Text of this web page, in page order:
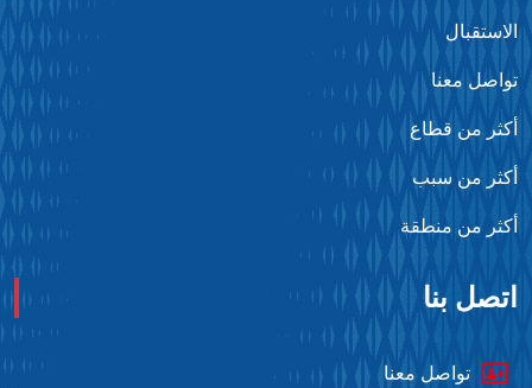
معنا
من قطاع
من سبب
من منطقة
بنا
تواصل معنا